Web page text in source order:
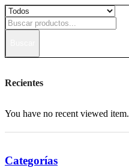
Recientes
You have no recent viewed item.
Categorías